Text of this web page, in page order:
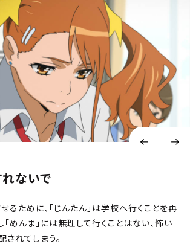
ないで
るために、「じんたん」は学校へ行くことを再
「めんま」には無理して行くことはない、怖い
れてしまう。